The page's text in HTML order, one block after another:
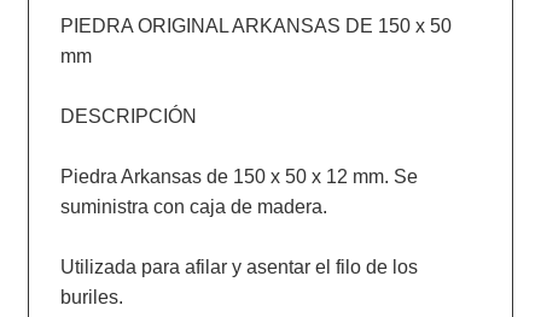
PIEDRA ORIGINAL ARKANSAS DE 150 x 50
mm
DESCRIPCIÓN
Piedra Arkansas de 150 x 50 x 12 mm. Se
suministra con caja de madera.
Utilizada para afilar y asentar el filo de los
buriles.